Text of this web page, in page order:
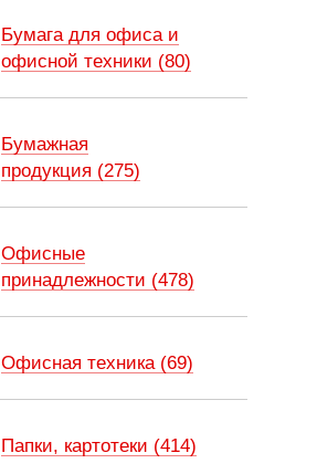
Бумага для офиса и
офисной техники (80)
Бумажная
продукция (275)
Офисные
принадлежности (478)
Офисная техника (69)
Папки, картотеки (414)